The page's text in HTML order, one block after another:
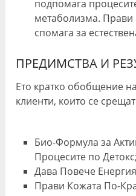
подпомага
метаболизма. Прави
спомага за
ПРЕДИМСТВА И
Ето кратко обобщение
клиенти, които се
Био-Формула за
Процесите по Детокс;
Дава Повече
Прави Кожата По-